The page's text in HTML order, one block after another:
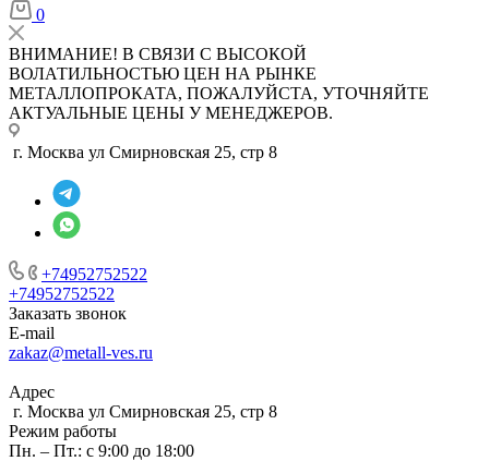
0
ВНИМАНИЕ! В СВЯЗИ С ВЫСОКОЙ
ВОЛАТИЛЬНОСТЬЮ ЦЕН НА РЫНКЕ
МЕТАЛЛОПРОКАТА, ПОЖАЛУЙСТА, УТОЧНЯЙТЕ
АКТУАЛЬНЫЕ ЦЕНЫ У МЕНЕДЖЕРОВ.
г. Москва ул Смирновская 25, стр 8
+74952752522
+74952752522
Заказать звонок
E-mail
zakaz@metall-ves.ru
Адрес
г. Москва ул Смирновская 25, стр 8
Режим работы
Пн. – Пт.: с 9:00 до 18:00